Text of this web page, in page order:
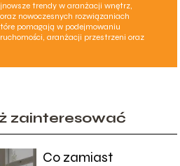
trendy w aranżacji wnętrz,
nowoczesnych rozwiązaniach
pomagają w podejmowaniu
aranżacji przestrzeni oraz
zainteresować
Co zamiast